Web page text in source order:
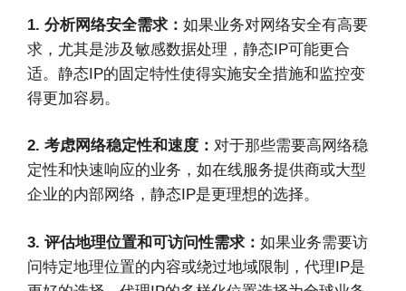
1. 分析网络安全需求： 如果业务对网络安全有高要
求，尤其是涉及敏感数据处理，静态IP可能更合
适。静态IP的固定特性使得实施安全措施和监控变
得更加容易。
2. 考虑网络稳定性和速度： 对于那些需要高网络稳
定性和快速响应的业务，如在线服务提供商或大型
企业的内部网络，静态IP是更理想的选择。
3. 评估地理位置和可访问性需求： 如果业务需要访
问特定地理位置的内容或绕过地域限制，代理IP是